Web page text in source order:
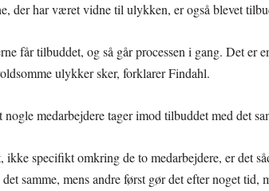
der har været vidne til ulykken, er også blevet
får tilbuddet, og så går processen i gang. Det er
ulykker sker, forklarer Findahl.
medarbejdere tager imod tilbuddet med det
ikke specifikt omkring de to medarbejdere, er det
samme, mens andre først gør det efter noget